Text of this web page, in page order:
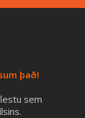
það!
sem